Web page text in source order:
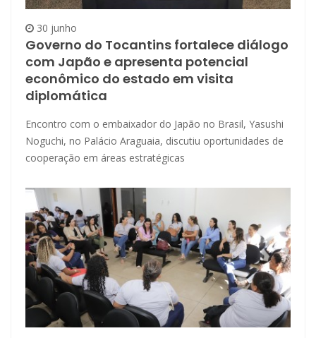
30 junho
Governo do Tocantins fortalece diálogo
com Japão e apresenta potencial
econômico do estado em visita
diplomática
Encontro com o embaixador do Japão no Brasil, Yasushi
Noguchi, no Palácio Araguaia, discutiu oportunidades de
cooperação em áreas estratégicas